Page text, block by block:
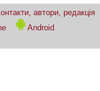
автори, редакція
Android